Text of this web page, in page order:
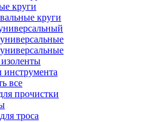
круги
круги
все
прочистки
троса